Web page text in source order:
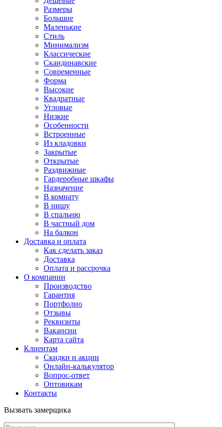
Размеры
Большие
Маленькие
Стиль
Минимализм
Классические
Скандинавские
Современные
Форма
Высокие
Квадратные
Угловые
Низкие
Особенности
Встроенные
Из кладовки
Закрытые
Открытые
Раздвижные
Гардеробные шкафы
Назначение
В комнату
В нишу
В спальню
В частный дом
На балкон
Доставка и оплата
Как сделать заказ
Доставка
Оплата и рассрочка
О компании
Производство
Гарантия
Портфолио
Отзывы
Реквизиты
Вакансии
Карта сайта
Клиентам
Скидки и акции
Онлайн-калькулятор
Вопрос-ответ
Оптовикам
Контакты
Вызвать замерщика